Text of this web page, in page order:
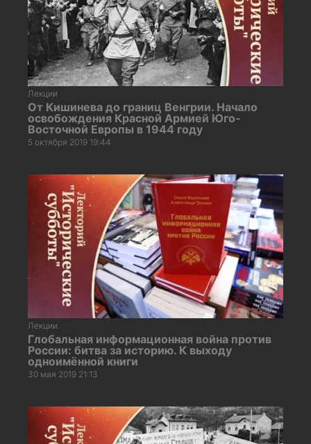
Лекции
От Кишинева до границ Венгрии. Начало
освобождения Красной Армией Юго-
Восточной Европы в 1944 году
5 октября 2019 19:44
Лекции
Глобальная информационная война против
России: битва за историю. К выходу
одноимённой книги
30 мая 2019 21:13